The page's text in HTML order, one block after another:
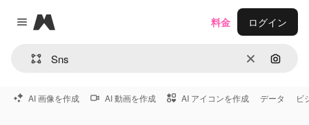
Close menu
Magnific
消去 画像で
料金 ログイン
AI 画像を作成 AI 動画を作成 AI アイコンを作成 データ ビ